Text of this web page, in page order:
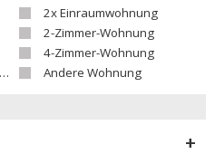
2x Einraumwohnung
2-Zimmer-Wohnung
4-Zimmer-Wohnung
Andere Wohnung